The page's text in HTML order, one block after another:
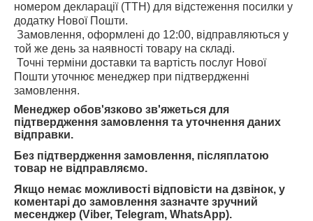
номером декларації (ТТН) для відстеження посилки у
додатку Нової Пошти.
Замовлення, оформлені до 12:00, відправляються у
той же день за наявності товару на складі.
Точні терміни доставки та вартість послуг Нової
Пошти уточнює менеджер при підтвердженні
замовлення.
Менеджер обов'язково зв'яжеться для
підтвердження замовлення та уточнення даних
відправки.
Без підтвердження замовлення, післяплатою
товар не відправляємо.
Якщо немає можливості відповісти на дзвінок, у
коментарі до замовлення зазначте зручний
месенджер (Viber, Telegram, WhatsApp).